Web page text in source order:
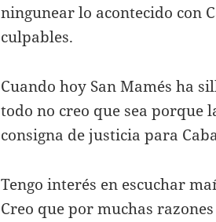
ningunear lo acontecido con
culpables.
Cuando hoy San Mamés ha
todo no creo que sea porque
consigna de justicia para
Tengo interés en escuchar
Creo que por muchas